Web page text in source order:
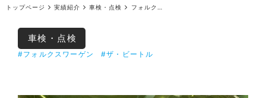
トップページ 実績紹介 車検・点検
車検・点検
#フォルクスワーゲン #ザ・ビートル